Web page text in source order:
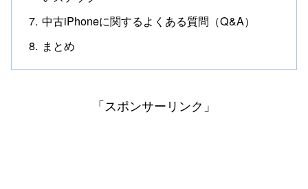
中古iPhoneに関するよくある質問（Q&A）
まとめ
「スポンサーリンク」